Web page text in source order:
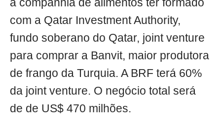
a companhia de alimentos ter formado
com a Qatar Investment Authority,
fundo soberano do Qatar, joint venture
para comprar a Banvit, maior produtora
de frango da Turquia. A BRF terá 60%
da joint venture. O negócio total será
de de US$ 470 milhões.